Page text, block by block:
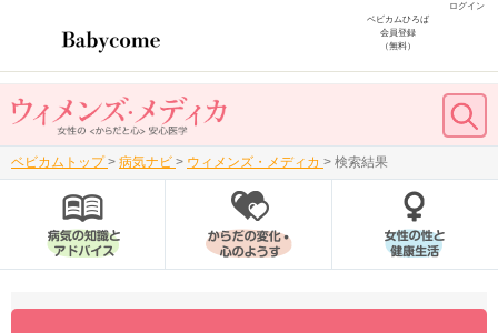
ログイン
ベビカムひろば
会員登録
（無料）
ベビカムトップ > 病気ナビ > ウィメンズ・メディカ > 検索結果